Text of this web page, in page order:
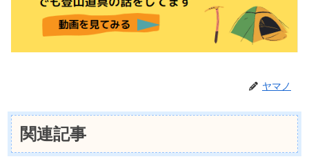
ヤマノ
関連記事